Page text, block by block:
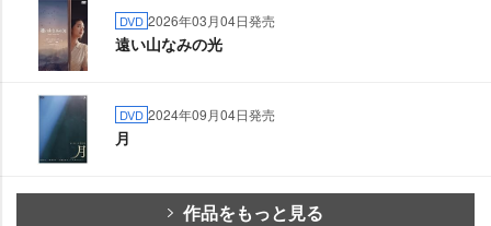
DVD 2026年03月04日発売
遠い山なみの光
DVD 2024年09月04日発売
月
作品をもっと見る